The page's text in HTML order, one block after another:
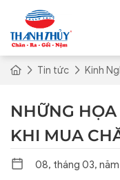
Tin tức Kinh
NHỮNG
KHI MUA
08, tháng 03,